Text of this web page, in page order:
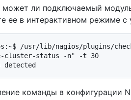
может ли подключаемый
ее в интерактивном режиме с
/usr/lib/nagios/plugins/
detected
команды в конфигурации